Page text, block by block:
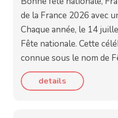
de la France 2026 avec
Chaque année, le 14
Fête nationale. Cette
connue sous le nom de
details